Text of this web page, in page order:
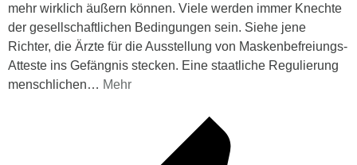
mehr wirklich äußern können. Viele werden immer Knechte
der gesellschaftlichen Bedingungen sein. Siehe jene
Richter, die Ärzte für die Ausstellung von Maskenbefreiungs-
Atteste ins Gefängnis stecken. Eine staatliche Regulierung
menschlichen… Mehr